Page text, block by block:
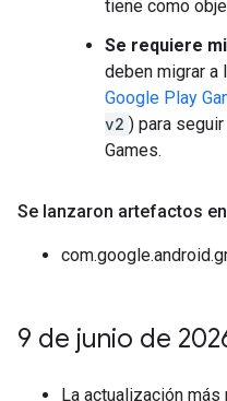
tiene como
Se requiere
deben migrar a
Google Play
v2 ) para
Games.
Se lanzaron artefactos
9 de junio de
La actualización